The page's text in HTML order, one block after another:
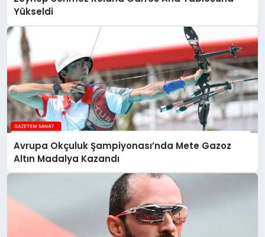
Yükseldi
Avrupa Okçuluk Şampiyonası’nda Mete Gazoz
Altın Madalya Kazandı